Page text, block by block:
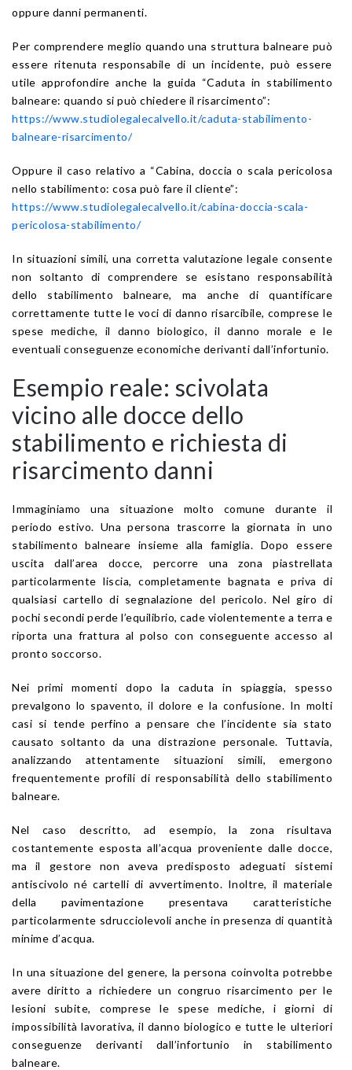
oppure danni permanenti.
Per comprendere meglio quando una struttura balneare può
essere ritenuta responsabile di un incidente, può essere
utile approfondire anche la guida “Caduta in stabilimento
balneare: quando si può chiedere il risarcimento”:
https://www.studiolegalecalvello.it/caduta-stabilimento-
balneare-risarcimento/
Oppure il caso relativo a “Cabina, doccia o scala pericolosa
nello stabilimento: cosa può fare il cliente”:
https://www.studiolegalecalvello.it/cabina-doccia-scala-
pericolosa-stabilimento/
In situazioni simili, una corretta valutazione legale consente
non soltanto di comprendere se esistano responsabilità
dello stabilimento balneare, ma anche di quantificare
correttamente tutte le voci di danno risarcibile, comprese le
spese mediche, il danno biologico, il danno morale e le
eventuali conseguenze economiche derivanti dall’infortunio.
Esempio reale: scivolata
vicino alle docce dello
stabilimento e richiesta di
risarcimento danni
Immaginiamo una situazione molto comune durante il
periodo estivo. Una persona trascorre la giornata in uno
stabilimento balneare insieme alla famiglia. Dopo essere
uscita dall’area docce, percorre una zona piastrellata
particolarmente liscia, completamente bagnata e priva di
qualsiasi cartello di segnalazione del pericolo. Nel giro di
pochi secondi perde l’equilibrio, cade violentemente a terra e
riporta una frattura al polso con conseguente accesso al
pronto soccorso.
Nei primi momenti dopo la caduta in spiaggia, spesso
prevalgono lo spavento, il dolore e la confusione. In molti
casi si tende perfino a pensare che l’incidente sia stato
causato soltanto da una distrazione personale. Tuttavia,
analizzando attentamente situazioni simili, emergono
frequentemente profili di responsabilità dello stabilimento
balneare.
Nel caso descritto, ad esempio, la zona risultava
costantemente esposta all’acqua proveniente dalle docce,
ma il gestore non aveva predisposto adeguati sistemi
antiscivolo né cartelli di avvertimento. Inoltre, il materiale
della pavimentazione presentava caratteristiche
particolarmente sdrucciolevoli anche in presenza di quantità
minime d’acqua.
In una situazione del genere, la persona coinvolta potrebbe
avere diritto a richiedere un congruo risarcimento per le
lesioni subite, comprese le spese mediche, i giorni di
impossibilità lavorativa, il danno biologico e tutte le ulteriori
conseguenze derivanti dall’infortunio in stabilimento
balneare.